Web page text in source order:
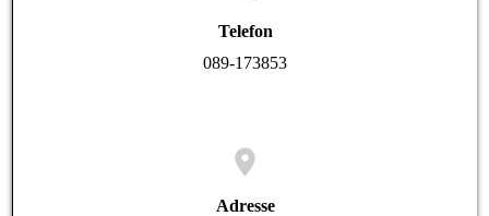
Telefon
089-173853
Adresse